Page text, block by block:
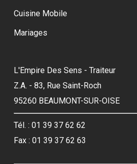
Cuisine Mobile
Mariages
L'Empire Des Sens - Traiteur
Z.A. - 83, Rue Saint-Roch
95260 BEAUMONT-SUR-OISE
Tél. : 01 39 37 62 62
Fax : 01 39 37 62 63